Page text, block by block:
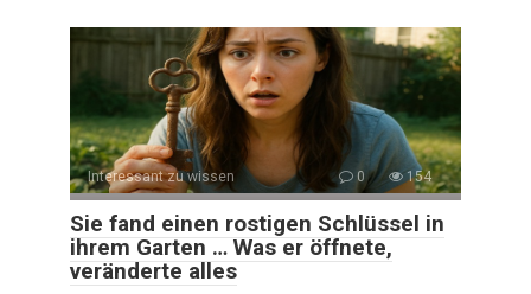
Interessant zu wissen 0 154
Sie fand einen rostigen Schlüssel in
ihrem Garten … Was er öffnete,
veränderte alles